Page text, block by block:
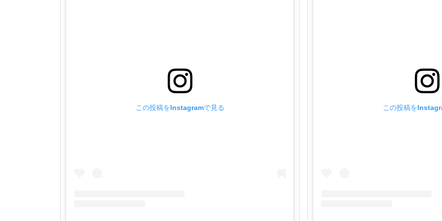
この投稿をInstagramで見る この投稿を